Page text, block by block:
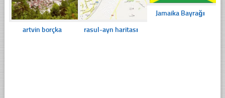
artvin borçka rasul-ayn haritası
Jamaika Bayrağı